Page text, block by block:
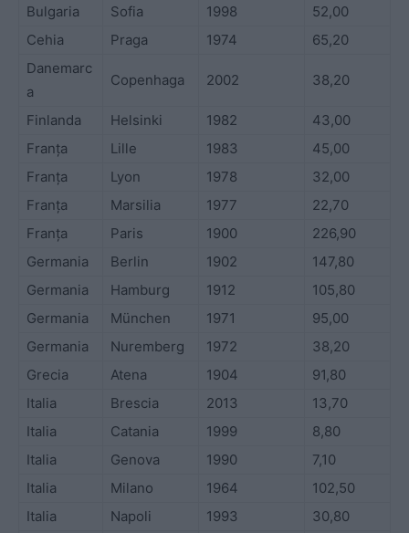
Bulgaria
Sofia 1998
52,00
Cehia
Praga 1974
65,20
Danemarc
a
Copenhaga 2002 38,20
Finlanda Helsinki 1982
43,00
Franța
Lille 1983
45,00
Franța
Lyon 1978
32,00
Franța
Marsilia 1977
22,70
Franța
Paris 1900
226,90
Germania
Berlin 1902
147,80
Germania
Hamburg 1912
105,80
Germania
München 1971
95,00
Germania
Nuremberg 1972
38,20
Grecia
Atena 1904
91,80
Italia
Brescia 2013
13,70
Italia
Catania 1999
8,80
Italia
Genova 1990
7,10
Italia
Milano 1964
102,50
Italia
Napoli 1993
30,80